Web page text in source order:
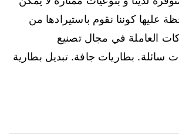
عليها كوننا نقوم باستيرادها من
العاملة في مجال تصنيع
سائلة. بطاريات جافة. تبديل بطارية